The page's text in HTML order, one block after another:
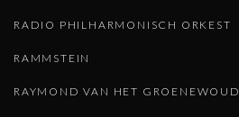
RADIO PHILHARMONISCH ORKEST
RAMMSTEIN
RAYMOND VAN HET GROENEWOUD